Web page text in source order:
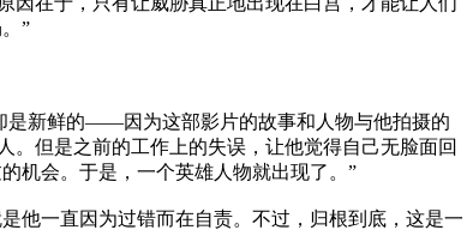
”
新鲜的——因为这部影片的故事和人物与他拍摄的
。但是之前的工作上的失误，让他觉得自己无脸面回
机会。于是，一个英雄人物就出现了。”
他一直因为过错而在自责。不过，归根到底，这是一